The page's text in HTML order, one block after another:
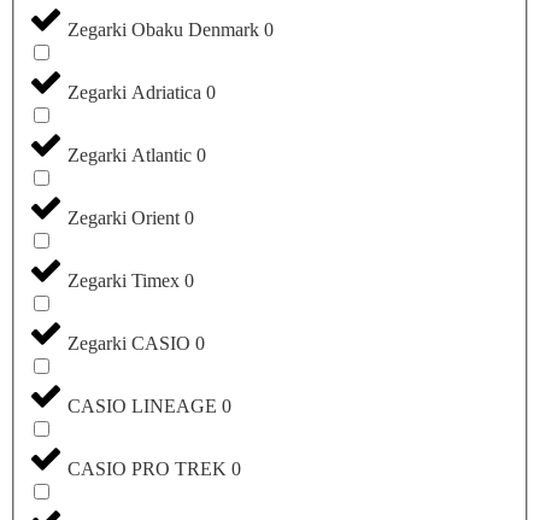
Zegarki Obaku Denmark 0
Zegarki Adriatica 0
Zegarki Atlantic 0
Zegarki Orient 0
Zegarki Timex 0
Zegarki CASIO 0
CASIO LINEAGE 0
CASIO PRO TREK 0